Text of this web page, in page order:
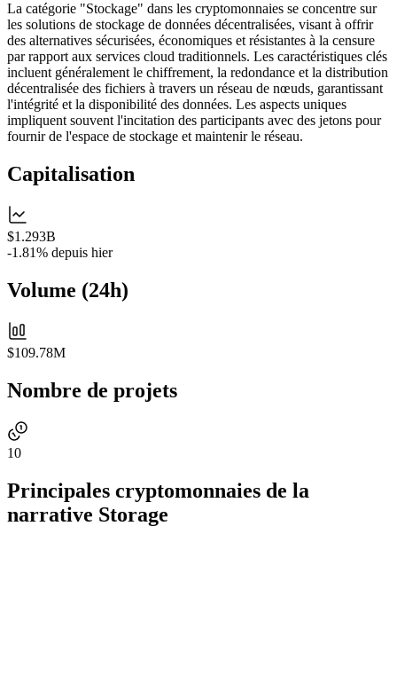
La catégorie "Stockage" dans les cryptomonnaies se concentre sur
les solutions de stockage de données décentralisées, visant à offrir
des alternatives sécurisées, économiques et résistantes à la censure
par rapport aux services cloud traditionnels. Les caractéristiques clés
incluent généralement le chiffrement, la redondance et la distribution
décentralisée des fichiers à travers un réseau de nœuds, garantissant
l'intégrité et la disponibilité des données. Les aspects uniques
impliquent souvent l'incitation des participants avec des jetons pour
fournir de l'espace de stockage et maintenir le réseau.
Capitalisation
$1.293B
-1.81% depuis hier
Volume (24h)
$109.78M
Nombre de projets
10
Principales cryptomonnaies de la
narrative Storage